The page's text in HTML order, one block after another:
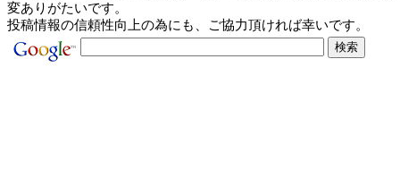
変ありがたいです。
投稿情報の信頼性向上の為にも、ご協力頂ければ幸いです。